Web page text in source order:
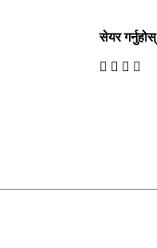
सेयर गर्नुहोस्